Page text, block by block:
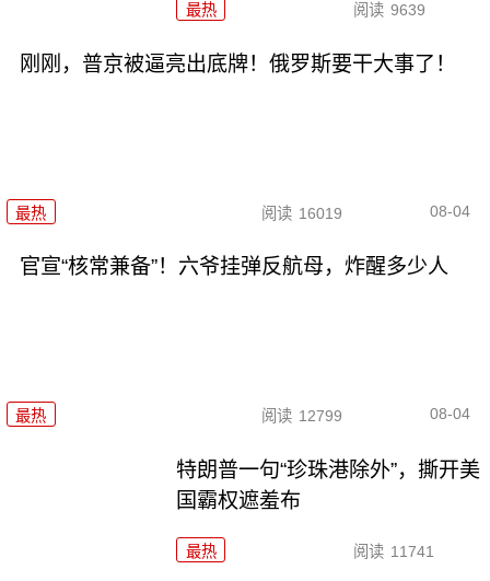
最热 阅读 9639
刚刚，普京被逼亮出底牌！俄罗斯要干大事了！
最热 阅读 16019 08-04
官宣“核常兼备”！六爷挂弹反航母，炸醒多少人
最热 阅读 12799 08-04
特朗普一句“珍珠港除外”，撕开美
国霸权遮羞布
最热 阅读 11741